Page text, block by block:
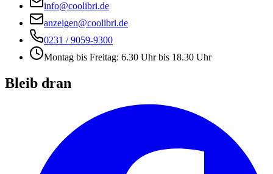
info@coolibri.de
anzeigen@coolibri.de
0231 / 9059-9300
Montag bis Freitag: 6.30 Uhr bis 18.30 Uhr
Bleib dran